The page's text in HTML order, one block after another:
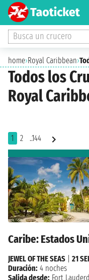
Busca un crucero
home›Royal Caribbean›
Todos los
Royal
1 2 ..144
Caribe: Estados
JEWEL OF THE SEAS
21
Duración: 4 noches
Salida desde: Fort